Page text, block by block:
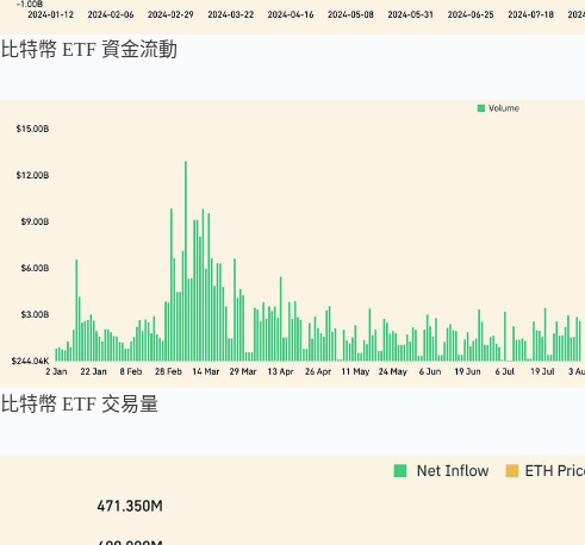
比特幣 ETF 資金流動
比特幣 ETF 交易量